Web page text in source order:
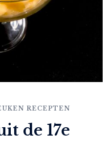
RECEPTEN
de 17e